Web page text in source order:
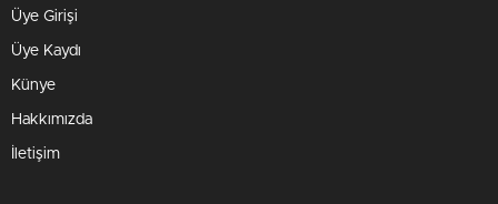
Üye Girişi
Üye Kaydı
Künye
Hakkımızda
İletişim